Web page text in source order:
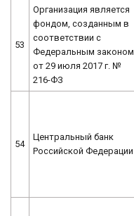
53
Организация является
фондом, созданным в
соответствии с
Федеральным законом
от 29 июля 2017 г. №
216-ФЗ
54
Центральный банк
Российской Федерации